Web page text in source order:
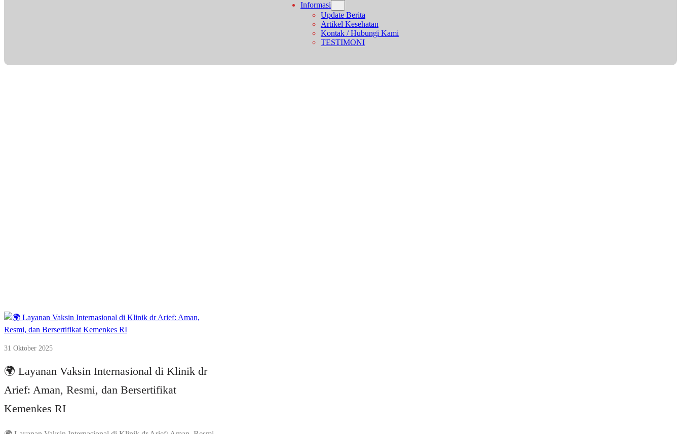
Informasi
Update Berita
Artikel Kesehatan
Kontak / Hubungi Kami
TESTIMONI
31 Oktober 2025
🌍 Layanan Vaksin Internasional di Klinik dr
Arief: Aman, Resmi, dan Bersertifikat
Kemenkes RI